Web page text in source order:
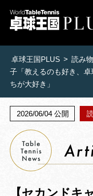
卓球王国PLUS > 読み
子「教えるのも好き、
ちが大好き」
2026/06/04 公開
【セカンドキ